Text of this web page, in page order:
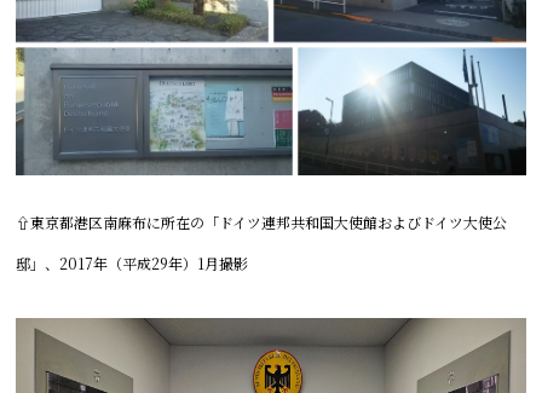
⇧東京都港区南麻布に所在の「ドイツ連邦共和国大使館およびドイツ大使公
邸」、2017年（平成29年）1月撮影